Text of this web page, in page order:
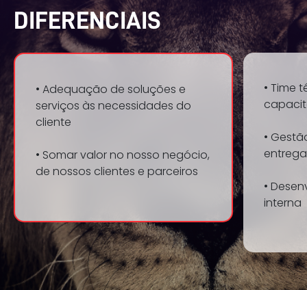
DIFERENCIAIS
• Adequação de soluções e
serviços às necessidades do
cliente
• Somar valor no nosso negócio,
de nossos clientes e parceiros
• Time
•
•
interna